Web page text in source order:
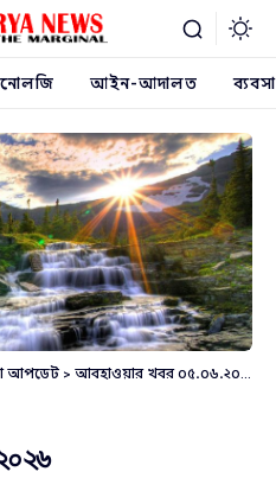
আইন-আদালত ব্যবসা
আপডেট > আবহাওয়ার খবর ০৫.০৬.২০২৬